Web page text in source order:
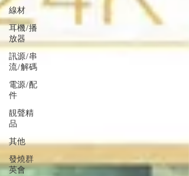
線材
耳機/播
放器
訊源/串
流/解碼
電源/配
件
靚聲精
品
其他
發燒群
英會